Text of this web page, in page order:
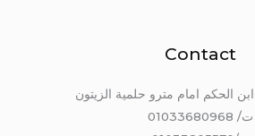
Contact
الحكم امام مترو حلمية الزيتون
ت/ 01033680968